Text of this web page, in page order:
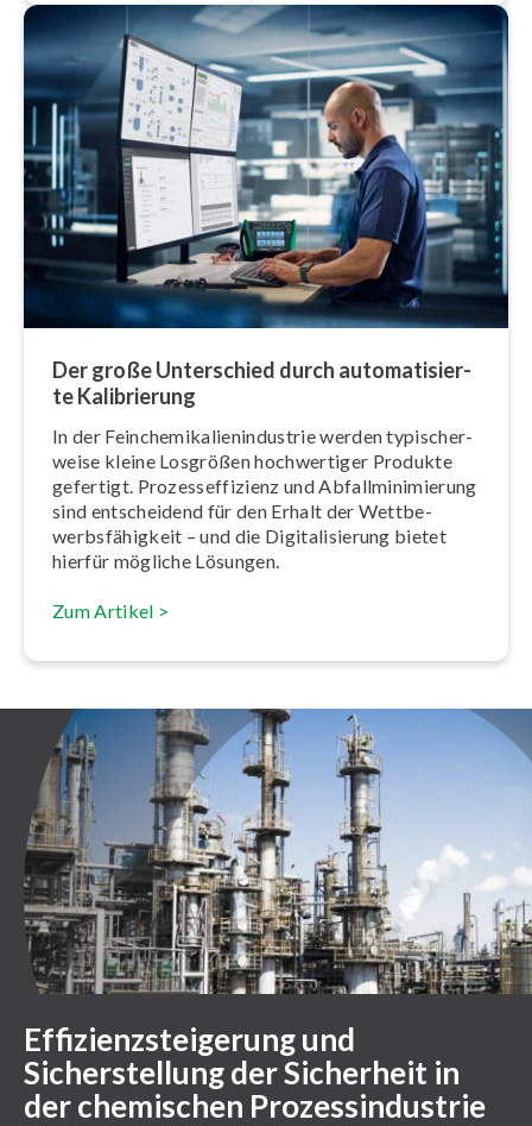
Der große Unterschied durch au­to­ma­ti­sier­
te Ka­li­brie­rung
In der Fein­che­mi­ka­li­en­in­dus­trie werden ty­pi­scher­
wei­se kleine Losgrößen hoch­wer­ti­ger Produkte
gefertigt. Pro­zess­ef­fi­zi­enz und Ab­fall­mi­ni­mie­rung
sind ent­schei­dend für den Erhalt der Wett­be­
werbs­fä­hig­keit – und die Di­gi­ta­li­sie­rung bietet
hierfür mögliche Lösungen.
Zum Artikel >
Effizienzsteigerung und
Sicherstellung der Sicherheit in
der chemischen Prozessindustrie